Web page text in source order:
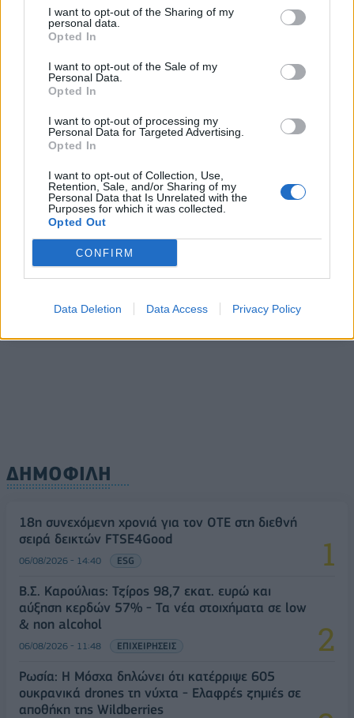
I want to opt-out of the Sharing of my
personal data.
Opted In
I want to opt-out of the Sale of my
Personal Data.
Opted In
I want to opt-out of processing my
Personal Data for Targeted Advertising.
Opted In
I want to opt-out of Collection, Use,
Retention, Sale, and/or Sharing of my
Personal Data that Is Unrelated with the
Purposes for which it was collected.
Opted Out
CONFIRM
Data Deletion Data Access Privacy Policy
Υψηλός κίνδυνος πυρκαγιάς σήμερα σε Αττική,
Κρήτη, Πελοπόννησο, Εύβοια και νησιά του Αιγαίου
Άνοδος του πετρελαίου μετά τις απειλές του Ιράν
για τα Στενά του Ορμούζ
07/08/2026 - 08:13 ΚΟΣΜΟΣ
Χρηματιστήριο: Πτώση κατά 0,59%, στα 320,42
06/08/2026 - 18:10 ΟΙΚΟΝΟΜΙΑ
ΟΠΕΚΑ: Αύριο η δεύτερη πληρωμή των δικαιούχων
του Λογαριασμού Αγροτικής Εστίας
06/08/2026 - 17:40 ΟΙΚΟΝΟΜΙΑ
ΟΛΕΣ ΟΙ ΕΙΔΗΣΕΙΣ
ΔΗΜΟΦΙΛΗ
18η συνεχόμενη χρονιά για τον ΟΤΕ στη διεθνή
σειρά δεικτών FTSE4Good
06/08/2026 - 14:40 ESG
Β.Σ. Καρούλιας: Τζίρος 98,7 εκατ. ευρώ και
αύξηση κερδών 57% - Τα νέα στοιχήματα σε low
& non alcohol
06/08/2026 - 11:48 ΕΠΙΧΕΙΡΗΣΕΙΣ
Ρωσία: Η Μόσχα δηλώνει ότι κατέρριψε 605
ουκρανικά drones τη νύχτα - Ελαφρές ζημιές σε
αποθήκη της Wildberries